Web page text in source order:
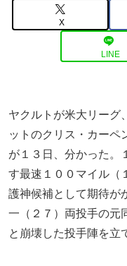
X
LINE
ヤクルトが米大リーグ
ットのクリス・カーペ
が１３日、分かった。
す最速１００マイル（
護神候補として期待が
一（２７）両投手の元
と崩壊した投手陣を立